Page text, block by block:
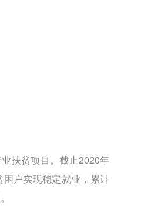
扶贫项目。截止2020年
户实现稳定就业，累计